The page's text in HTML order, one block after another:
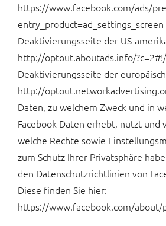
https://www.facebook.com/ads/
entry_product=ad_settings_screen
Deaktivierungsseite der US-
http://optout.aboutads.info/?c=2#!/
Deaktivierungsseite der
http://
Daten, zu welchem Zweck und in
Facebook Daten erhebt, nutzt und
welche Rechte sowie
zum Schutz Ihrer Privatsphäre
den Datenschutzrichtlinien von
Diese finden Sie hier:
https://www.facebook.com/about/